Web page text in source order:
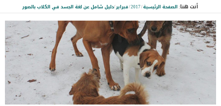
أنت هنا:الصفحة الرئيسية/
2017
/فبراير/دليل شامل عن لغة الجسد في الكلاب بالصور